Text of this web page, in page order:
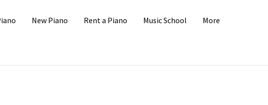
New Piano Rent a Piano Music School More